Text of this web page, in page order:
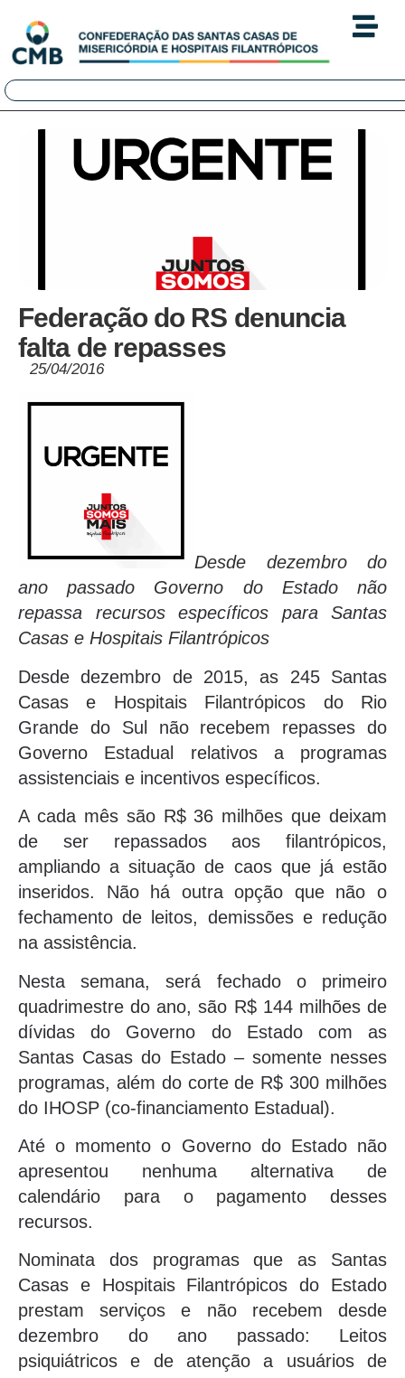
Federação do RS denuncia
falta de repasses
25/04/2016
Desde dezembro do
ano passado Governo do Estado não
repassa recursos específicos para Santas
Casas e Hospitais Filantrópicos
Desde dezembro de 2015, as 245 Santas
Casas e Hospitais Filantrópicos do Rio
Grande do Sul não recebem repasses do
Governo Estadual relativos a programas
assistenciais e incentivos específicos.
A cada mês são R$ 36 milhões que deixam
de ser repassados aos filantrópicos,
ampliando a situação de caos que já estão
inseridos. Não há outra opção que não o
fechamento de leitos, demissões e redução
na assistência.
Nesta semana, será fechado o primeiro
quadrimestre do ano, são R$ 144 milhões de
dívidas do Governo do Estado com as
Santas Casas do Estado – somente nesses
programas, além do corte de R$ 300 milhões
do IHOSP (co-financiamento Estadual).
Até o momento o Governo do Estado não
apresentou nenhuma alternativa de
calendário para o pagamento desses
recursos.
Nominata dos programas que as Santas
Casas e Hospitais Filantrópicos do Estado
prestam serviços e não recebem desde
dezembro do ano passado: Leitos
psiquiátricos e de atenção a usuários de